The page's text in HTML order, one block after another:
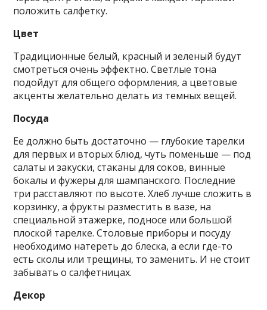
положить салфетку.
Цвет
Традиционные белый, красный и зеленый будут
смотреться очень эффектно. Светлые тона
подойдут для общего оформления, а цветовые
акценты желательно делать из темных вещей.
Посуда
Ее должно быть достаточно — глубокие тарелки
для первых и вторых блюд, чуть поменьше — под
салаты и закуски, стаканы для соков, винные
бокалы и фужеры для шампанского. Последние
три расставляют по высоте. Хлеб лучше сложить в
корзинку, а фрукты разместить в вазе, на
специальной этажерке, подносе или большой
плоской тарелке. Столовые приборы и посуду
необходимо натереть до блеска, а если где-то
есть сколы или трещины, то заменить. И не стоит
забывать о салфетницах.
Декор